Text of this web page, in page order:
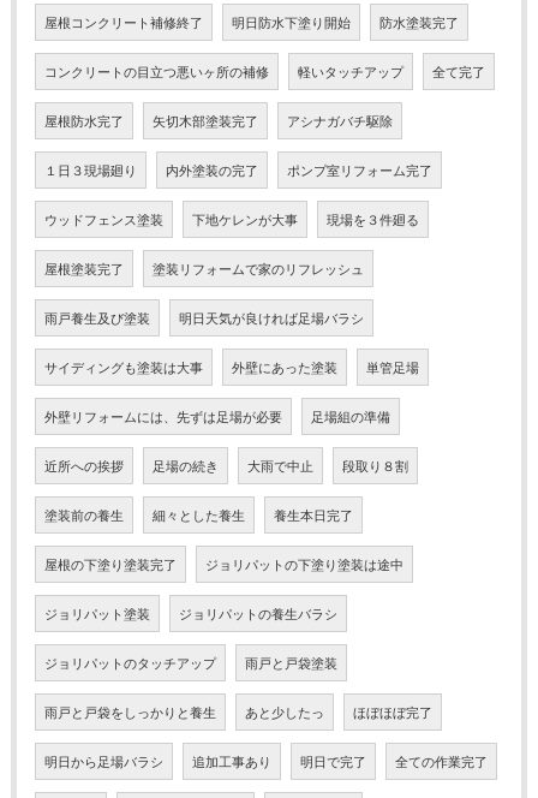
屋根コンクリート補修終了 明日防水下塗り開始 防水塗装完了
コンクリートの目立つ悪いヶ所の補修 軽いタッチアップ 全て完了
屋根防水完了 矢切木部塗装完了 アシナガバチ駆除
１日３現場廻り 内外塗装の完了 ポンプ室リフォーム完了
ウッドフェンス塗装 下地ケレンが大事 現場を３件廻る
屋根塗装完了 塗装リフォームで家のリフレッシュ
雨戸養生及び塗装 明日天気が良ければ足場バラシ
サイディングも塗装は大事 外壁にあった塗装 単管足場
外壁リフォームには、先ずは足場が必要 足場組の準備
近所への挨拶 足場の続き 大雨で中止 段取り８割
塗装前の養生 細々とした養生 養生本日完了
屋根の下塗り塗装完了 ジョリパットの下塗り塗装は途中
ジョリパット塗装 ジョリパットの養生バラシ
ジョリパットのタッチアップ 雨戸と戸袋塗装
雨戸と戸袋をしっかりと養生 あと少したっ ほぼほぼ完了
明日から足場バラシ 追加工事あり 明日で完了 全ての作業完了